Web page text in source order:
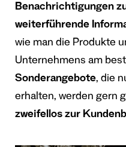
Benachrichtigungen
weiterführende
wie man die Produkte
Unternehmens am
Sonderangebote, die
erhalten, werden gern
zweifellos zur